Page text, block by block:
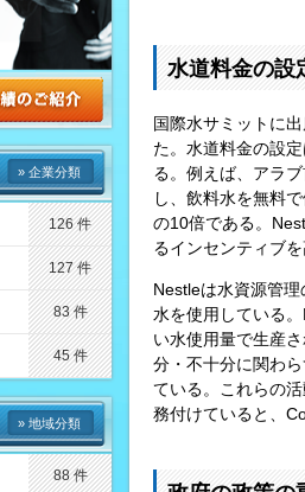
水道料金の設
国際水サミットに
た。水道料金の設
る。例えば、アラ
し、飲料水を無料
の10倍である。
るインセンティブ
Nestleは水資源管
水を使用している
い水使用量で生産
分・不十分に関わ
ている。これらの
務付けていると、
» 企業分類
126 件
127 件
83 件
45 件
» 地域分類
88 件